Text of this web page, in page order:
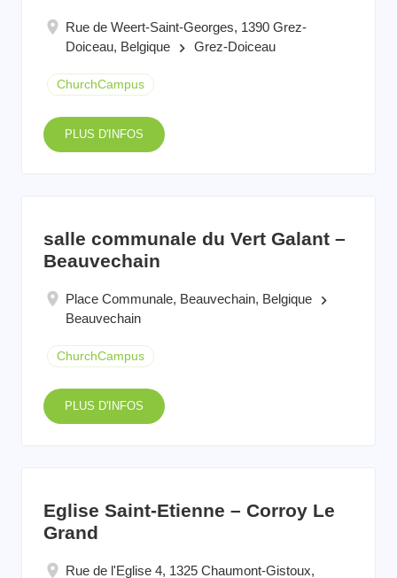
Rue de Weert-Saint-Georges, 1390 Grez-
Doiceau, Belgique
keyboard_arrow_right Grez-Doiceau
ChurchCampus
PLUS D'INFOS
salle communale du Vert Galant –
Beauvechain
Place Communale, Beauvechain, Belgique keyboard_arrow_right
Beauvechain
ChurchCampus
PLUS D'INFOS
Eglise Saint-Etienne – Corroy Le
Grand
Rue de l'Eglise 4, 1325 Chaumont-Gistoux,